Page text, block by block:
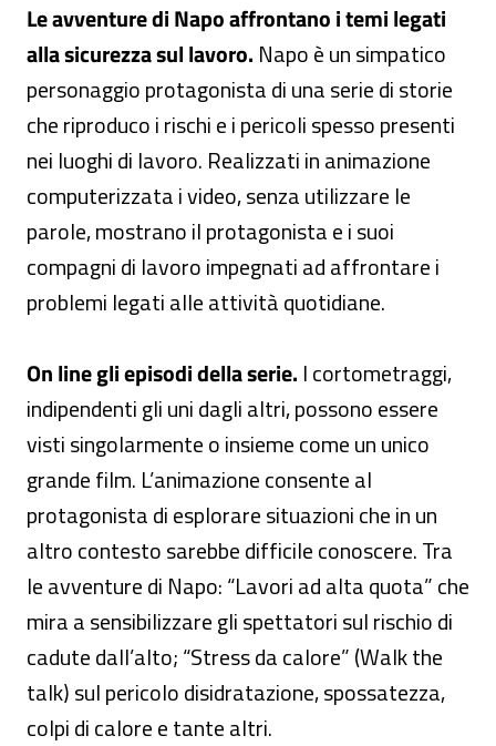
Le avventure di Napo affrontano i temi legati
alla sicurezza sul lavoro. Napo è un simpatico
personaggio protagonista di una serie di storie
che riproduco i rischi e i pericoli spesso presenti
nei luoghi di lavoro. Realizzati in animazione
computerizzata i video, senza utilizzare le
parole, mostrano il protagonista e i suoi
compagni di lavoro impegnati ad affrontare i
problemi legati alle attività quotidiane.
On line gli episodi della serie. I cortometraggi,
indipendenti gli uni dagli altri, possono essere
visti singolarmente o insieme come un unico
grande film. L’animazione consente al
protagonista di esplorare situazioni che in un
altro contesto sarebbe difficile conoscere. Tra
le avventure di Napo: “Lavori ad alta quota” che
mira a sensibilizzare gli spettatori sul rischio di
cadute dall’alto; “Stress da calore” (Walk the
talk) sul pericolo disidratazione, spossatezza,
colpi di calore e tante altri.